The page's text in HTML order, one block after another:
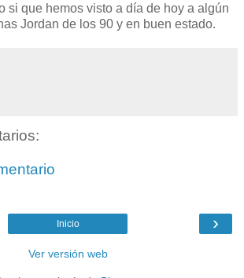
si que hemos visto a día de hoy a algún
Jordan de los 90 y en buen estado.
›
Inicio
Ver versión web